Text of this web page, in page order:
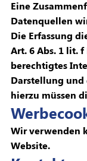
Eine
Datenquellen
Die Erfassung
Art. 6 Abs. 1 lit.
berechtigtes
Darstellung und
hierzu müssen
Wir verwenden
Website.